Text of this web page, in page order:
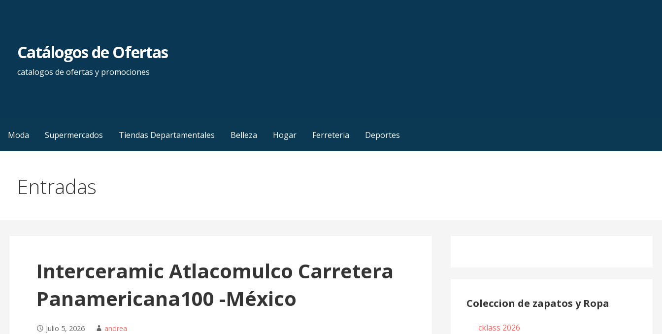
Catálogos de Ofertas
catalogos de ofertas y promociones
Moda Supermercados Tiendas Departamentales Belleza Hogar Ferreteria Deportes
Entradas
Interceramic Atlacomulco Carretera
Panamericana100 -México
julio 5, 2026 andrea
Coleccion de zapatos y Ropa
cklass 2026